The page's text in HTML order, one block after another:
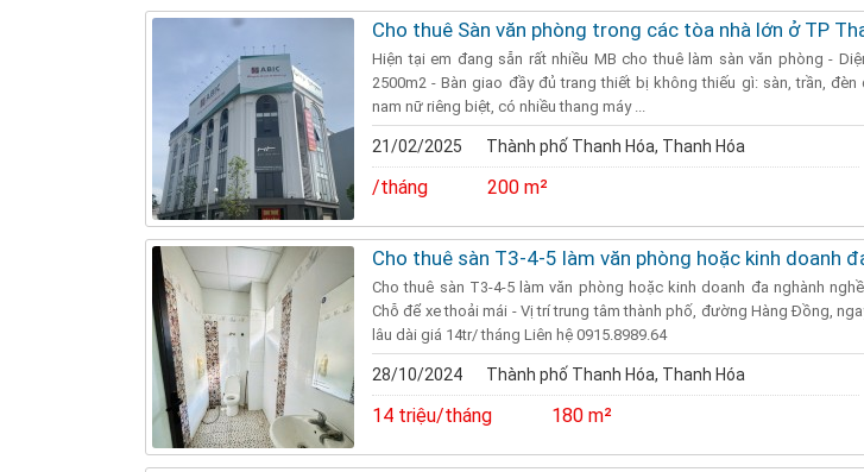
Cho thuê Sàn văn phòng trong các tòa nhà lớn ở TP
Hiện tại em đang sẵn rất nhiều MB cho thuê làm sàn văn phòng -
2500m2 - Bàn giao đầy đủ trang thiết bị không thiếu gì: sàn, trần, đèn
nam nữ riêng biệt, có nhiều thang máy ...
21/02/2025 Thành phố Thanh Hóa, Thanh Hóa
/tháng 200 m²
Cho thuê sàn T3-4-5 làm văn phòng hoặc kinh doanh
Cho thuê sàn T3-4-5 làm văn phòng hoặc kinh doanh đa nghành
Chỗ để xe thoải mái - Vị trí trung tâm thành phố, đường Hàng Đồng,
lâu dài giá 14tr/ tháng Liên hệ 0915.8989.64
28/10/2024 Thành phố Thanh Hóa, Thanh Hóa
14 triệu/tháng 180 m²